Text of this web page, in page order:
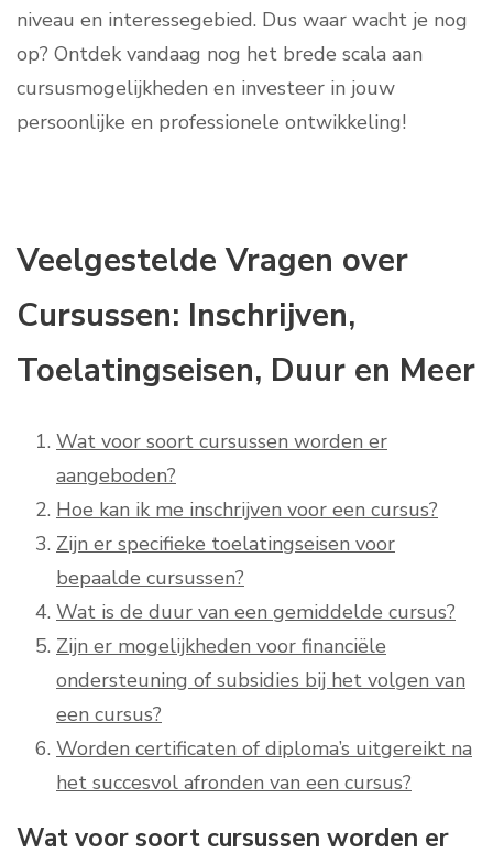
niveau en interessegebied. Dus waar wacht je nog
op? Ontdek vandaag nog het brede scala aan
cursusmogelijkheden en investeer in jouw
persoonlijke en professionele ontwikkeling!
Veelgestelde Vragen over
Cursussen: Inschrijven,
Toelatingseisen, Duur en Meer
Wat voor soort cursussen worden er
aangeboden?
Hoe kan ik me inschrijven voor een cursus?
Zijn er specifieke toelatingseisen voor
bepaalde cursussen?
Wat is de duur van een gemiddelde cursus?
Zijn er mogelijkheden voor financiële
ondersteuning of subsidies bij het volgen van
een cursus?
Worden certificaten of diploma’s uitgereikt na
het succesvol afronden van een cursus?
Wat voor soort cursussen worden er